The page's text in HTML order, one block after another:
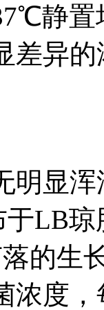
静置
差异
明显
于LB
的生
浓度